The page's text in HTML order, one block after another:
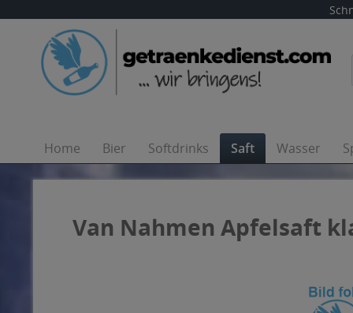
Home Bier Softdrinks Saft Wasser
Van Nahmen Apfelsaft